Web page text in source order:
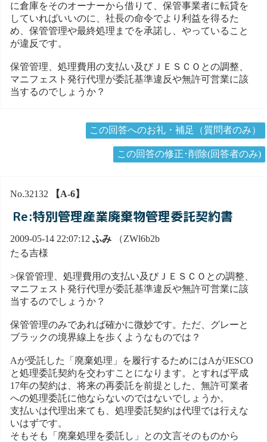
に倉庫をそのオーナーから借りて、保管事業者に転貸を
していればいいのに、社長の命令でより利益を得るた
め、保管管理や最終処理までを承諾し、やっていること
が違反です。
保管管理、処理費用の支払い及びＪＥＳＣＯとの調整、
マニフェスト発行代理が委託基準違反や無許可営業に該
当するのでしょうか？
この回答へのお礼・補足（質問者のみ）
この回答の修正･削除(回答者のみ)
No.32132 【A-6】
Re:特別管理産業廃棄物管理委託契約書
2009-05-14 22:07:12 ふみ （ZWl6b2b
たる吉様
>保管管理、処理費用の支払い及びＪＥＳＣＯとの調整、
マニフェスト発行代理が委託基準違反や無許可営業に該
当するのでしょうか？
保管管理のみであれば確かに微妙です。ただ、グレーと
ブラックの境界線上を歩くようなものでは？
Aが受託した「廃棄処理」を履行するためにはAがJESCO
と処理委託契約を交わすことになります。とすれば平成
17年の契約は、将来の再委託を前提とした、無許可業者
への処理委託に他ならないのではないでしょうか。
支払いは代理出来ても、処理委託契約は代理では行えな
いはずです。
そもそも「廃棄処理を委託し」との文言そのものから